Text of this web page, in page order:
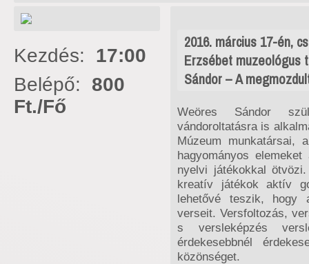
2016. március 17-én,
Erzsébet
Sándor – A
Weöres Sándor
vándoroltatásra is
Múzeum munkatársai,
hagyományos
nyelvi játékokkal
kreatív játékok aktív
lehetővé teszik, hogy
verseit. Versfoltozás,
s versleképzés
érdekesebbnél
közönséget.
Kezdés: 17:00
Belépő: 800
Ft./Fő